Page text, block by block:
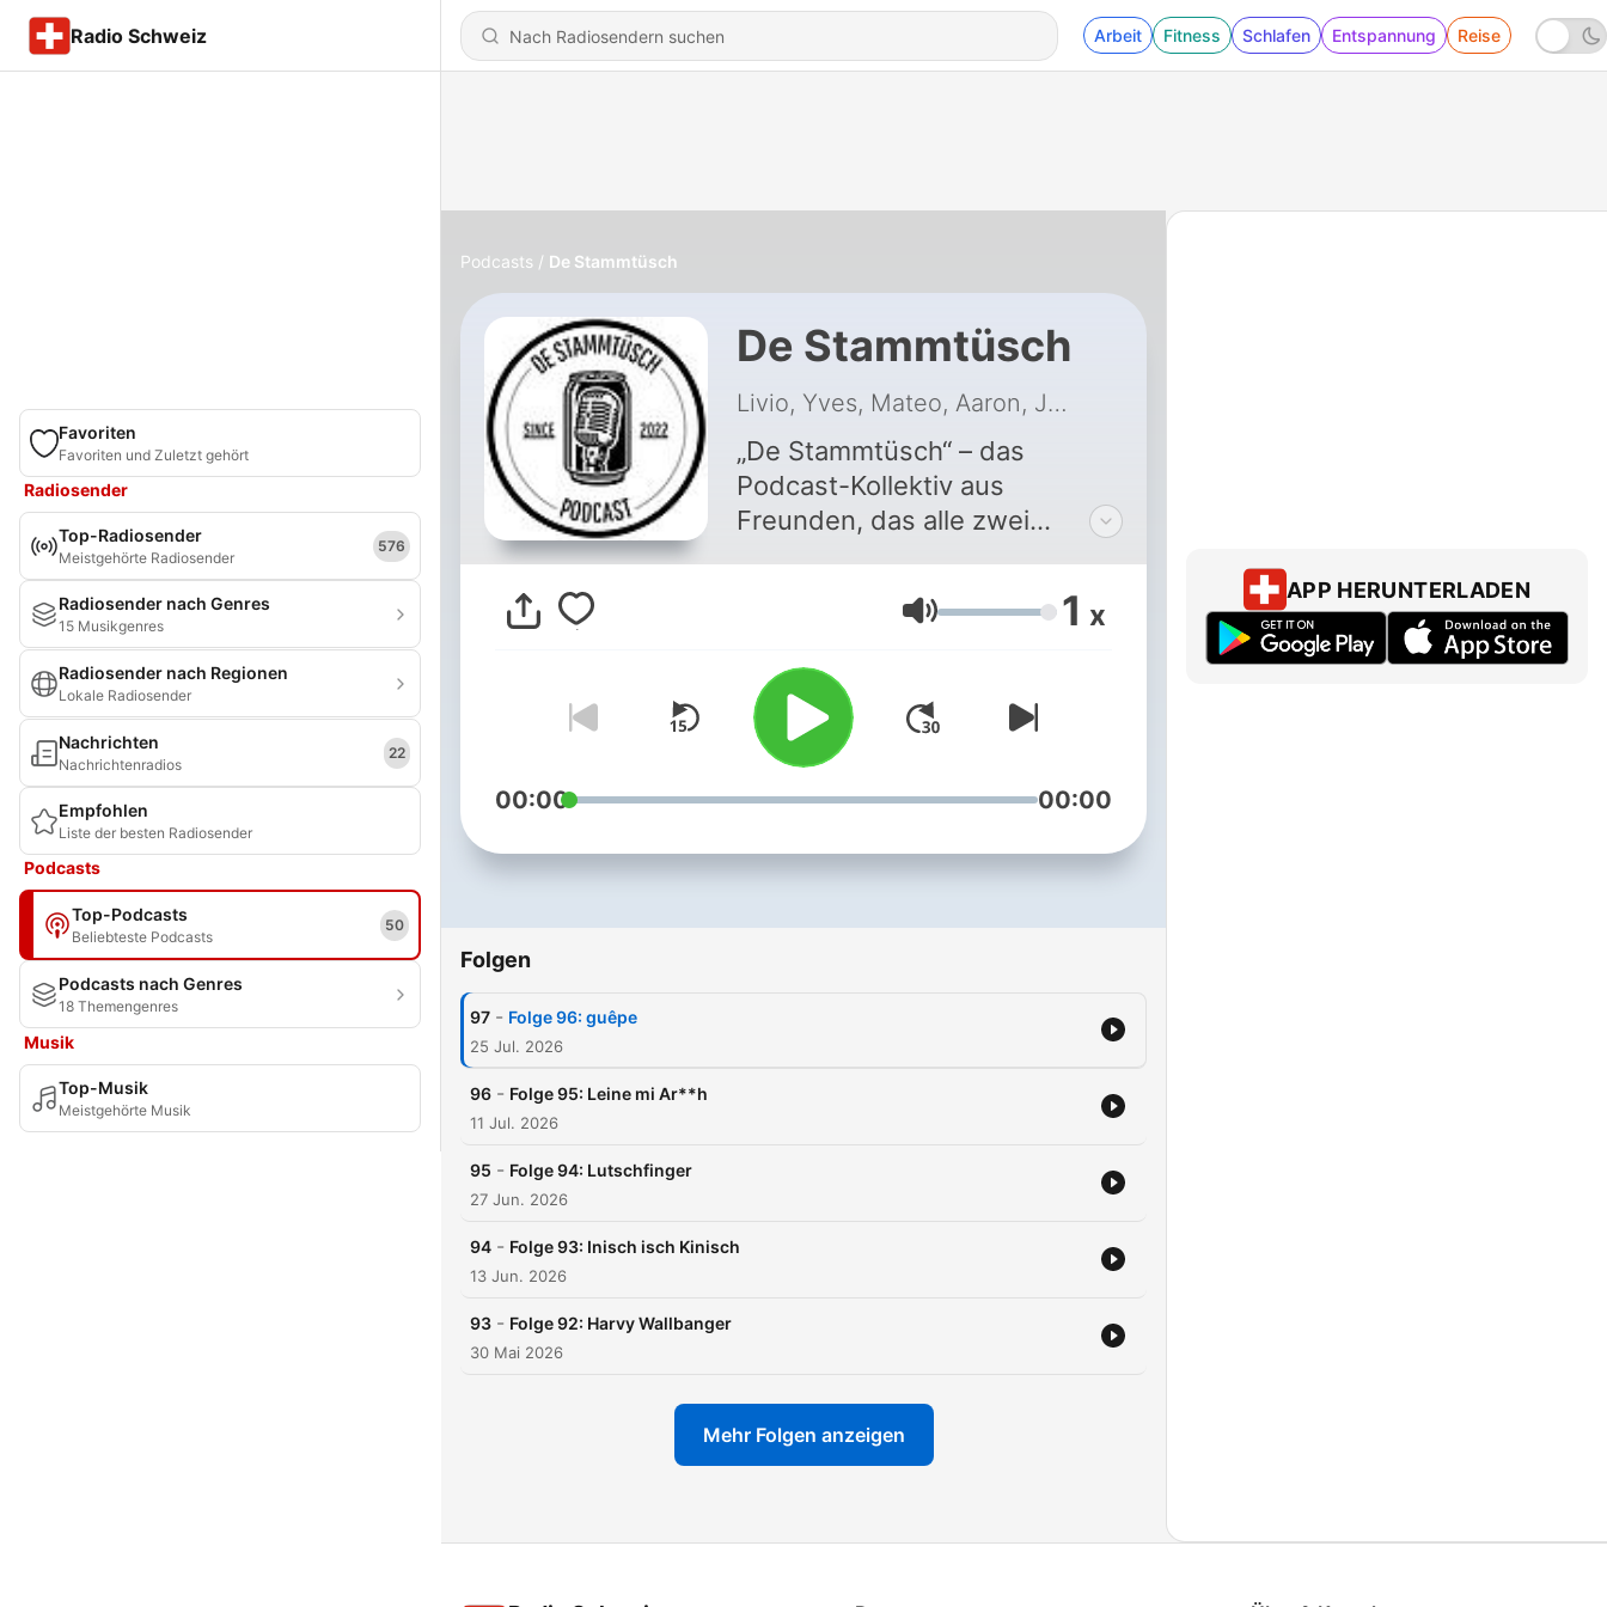
Radio Schweiz Arbeit Fitness Schlafen Entspannung Reise
Favoriten
Favoriten und Zuletzt gehört
Radiosender
Top-Radiosender
Meistgehörte Radiosender
576
Radiosender nach Genres
15 Musikgenres
Radiosender nach Regionen
Lokale Radiosender
Nachrichten
Nachrichtenradios
22
Empfohlen
Liste der besten Radiosender
Podcasts
Top-Podcasts
Beliebteste Podcasts
50
Podcasts nach Genres
18 Themengenres
Musik
Top-Musik
Meistgehörte Musik
Podcasts De Stammtüsch
De Stammtüsch
Livio, Yves, Mateo, Aaron, Jonathan, Silvan
„De Stammtüsch“ – das
Podcast-Kollektiv aus
Freunden, das alle zwei
Runde an den Tisch sitzt. Mal
zu zweit, mal zu viert – aber
einer guten Portion Humor. Bei
uns geht’s um
Alltagsgeschichten, Popkultur,
dumme Ideen und natürlich die
Kurz: Stammtisch-Feeling für
du selbst mit dabei hocken.
Lautstärke 1 x
00:00 00:00
Folgen
97 - Folge 96: guêpe
25 Jul. 2026
96 - Folge 95: Leine mi Ar**h
11 Jul. 2026
95 - Folge 94: Lutschfinger
27 Jun. 2026
94 - Folge 93: Inisch isch Kinisch
13 Jun. 2026
93 - Folge 92: Harvy Wallbanger
30 Mai 2026
Mehr Folgen anzeigen
APP HERUNTERLADEN